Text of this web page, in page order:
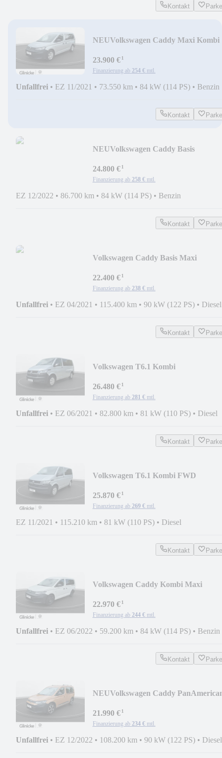
Kontakt
NEUVolkswagen Caddy Maxi Kombi
23.900 €¹
Finanzierung ab 254 € mtl.
Unfallfrei • EZ 11/2021 • 73.550 km • 84 kW (114 PS) • Benzin
Kontakt
NEUVolkswagen Caddy Basis
24.800 €¹
Finanzierung ab 258 € mtl.
EZ 12/2022 • 86.700 km • 84 kW (114 PS) • Benzin
Kontakt
Volkswagen Caddy Basis Maxi
22.400 €¹
Finanzierung ab 238 € mtl.
Unfallfrei • EZ 04/2021 • 115.400 km • 90 kW (122 PS) • Diesel
Kontakt
Volkswagen T6.1 Kombi
26.480 €¹
Finanzierung ab 281 € mtl.
Unfallfrei • EZ 06/2021 • 82.800 km • 81 kW (110 PS) • Diesel
Kontakt
Volkswagen T6.1 Kombi FWD
25.870 €¹
Finanzierung ab 269 € mtl.
EZ 11/2021 • 115.210 km • 81 kW (110 PS) • Diesel
Kontakt
Volkswagen Caddy Kombi Maxi
22.970 €¹
Finanzierung ab 244 € mtl.
Unfallfrei • EZ 06/2022 • 59.200 km • 84 kW (114 PS) • Benzin
Kontakt
NEUVolkswagen Caddy
21.990 €¹
Finanzierung ab 234 € mtl.
Unfallfrei • EZ 12/2022 • 108.200 km • 90 kW (122 PS) • Diesel